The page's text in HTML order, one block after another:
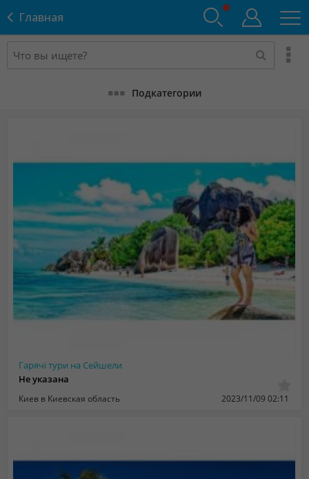
Главная
Подкатегории
Гарячі тури на Сейшели
Не указана
Киев в Киевская область 2023/11/09 02:11